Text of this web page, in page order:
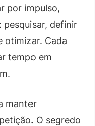
por impulso,
pesquisar, definir
otimizar. Cada
tempo em
manter
O segredo